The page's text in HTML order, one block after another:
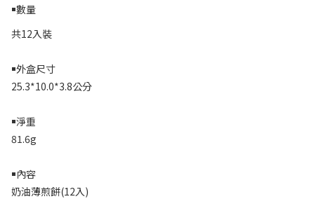
￭數量
共12入裝
￭外盒尺寸
25.3*10.0*3.8公分
￭淨重
81.6g
￭內容
奶油薄煎餅(12入)